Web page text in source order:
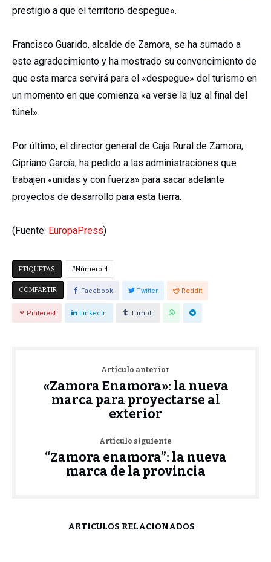
prestigio a que el territorio despegue».
Francisco Guarido, alcalde de Zamora, se ha sumado a
este agradecimiento y ha mostrado su convencimiento de
que esta marca servirá para el «despegue» del turismo en
un momento en que comienza «a verse la luz al final del
túnel».
Por último, el director general de Caja Rural de Zamora,
Cipriano García, ha pedido a las administraciones que
trabajen «unidas y con fuerza» para sacar adelante
proyectos de desarrollo para esta tierra.
(Fuente: EuropaPress)
ETIQUETAS Número 4
COMPARTIR Facebook Twitter Reddit
Pinterest Linkedin Tumblr
Artículo anterior
«Zamora Enamora»: la nueva
marca para proyectarse al
exterior
Artículo siguiente
“Zamora enamora”: la nueva
marca de la provincia
ARTÍCULOS RELACIONADOS